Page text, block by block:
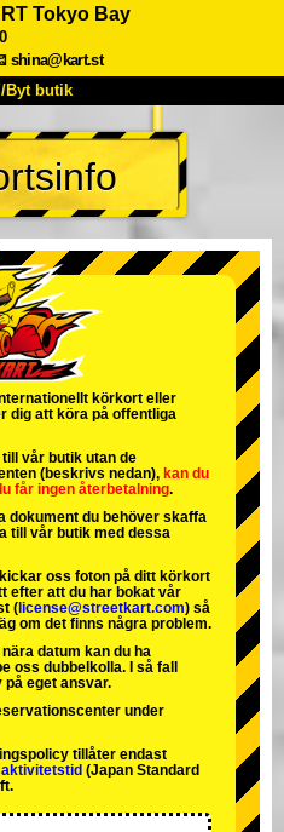
Tokyo Bay
shina@kart.st
Byt butik
Pris
butik
Tokyo Akihabara#1
Tokyo Bay
körkort eller
dig att köra på offentliga
vår butik utan de
(beskrivs nedan), kan du
får ingen återbetalning.
dokument du behöver skaffa
till vår butik med dessa
oss foton på ditt körkort
efter att du har bokat vår
( license@streetkart.com) så
om det finns några problem.
datum kan du ha
oss dubbelkolla. I så fall
eget ansvar.
under
tillåter endast
(Japan Standard